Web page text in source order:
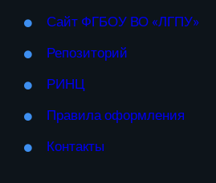
Сайт ФГБОУ ВО «ЛГПУ»
Репозиторий
РИНЦ
Правила оформления
Контакты